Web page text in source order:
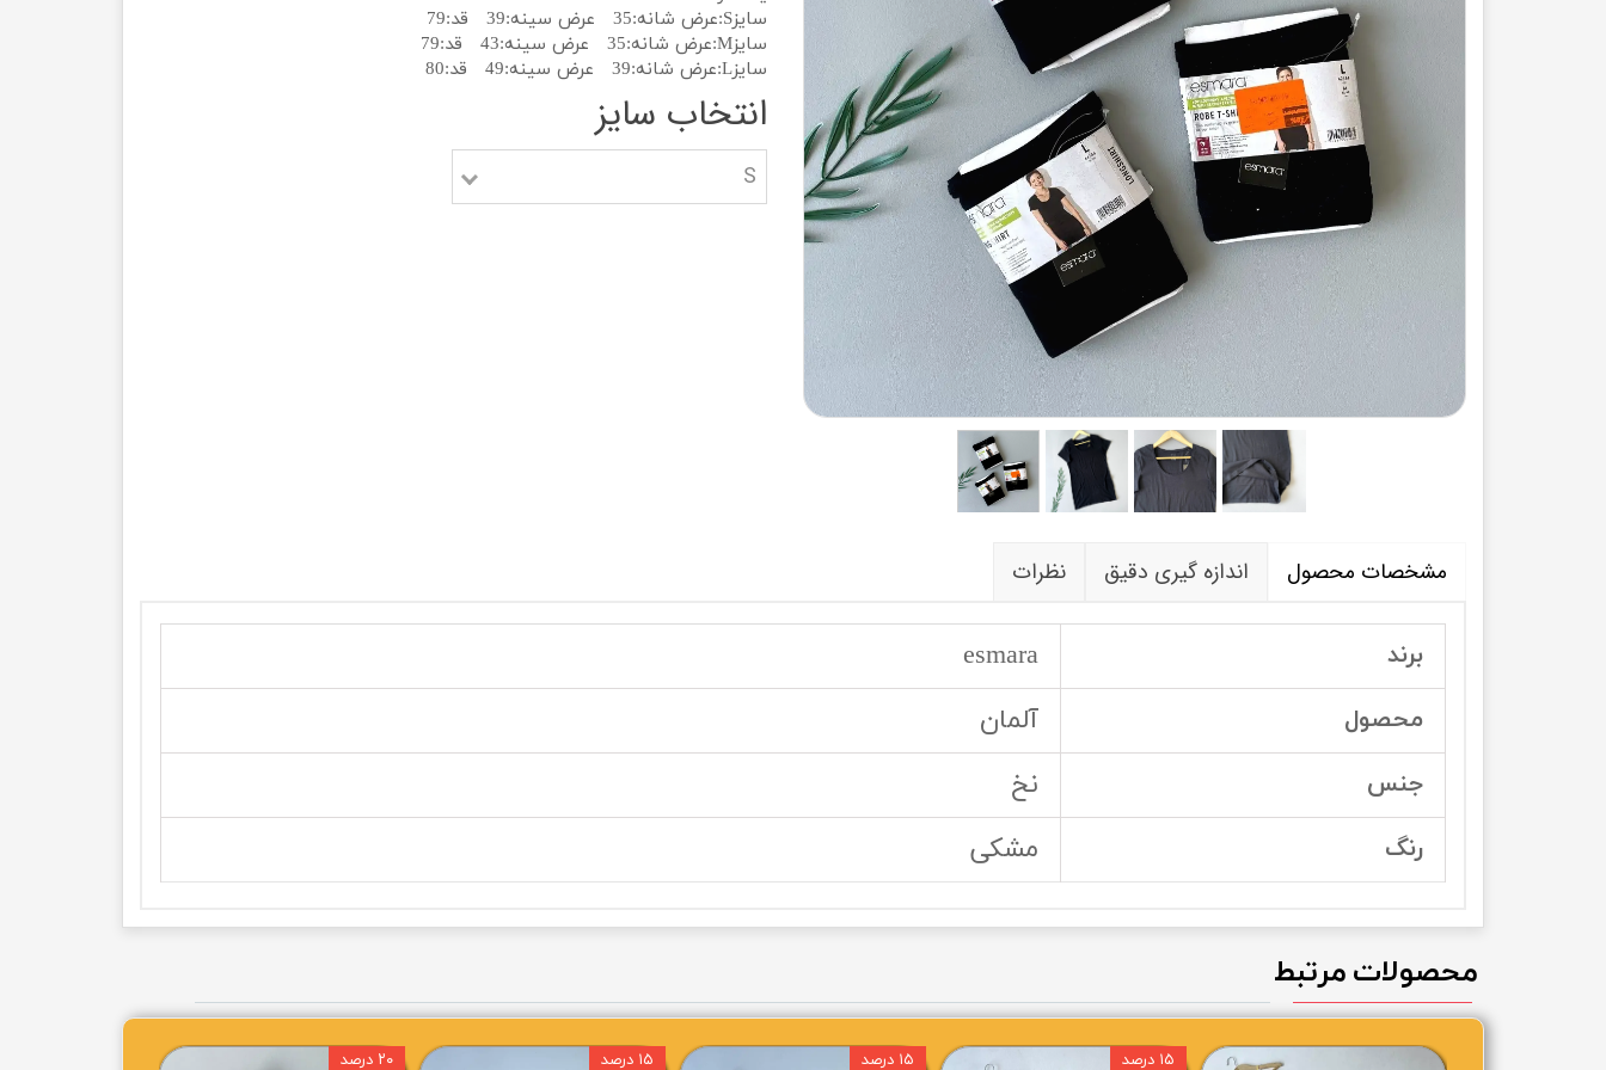
ست لباس مردانه
شورت
ژاکت زنانه
مایو و گن
سرهم و تولوم
ست لباس زنانه
کیف و کفش
کاپشن زنانه
دستکش گلف سویشرت بلوز هودی
کاپشن بچه گانه
جوراب دستکش کلاه
کیف و کفش بچگانه
عینک آفتابی بچگانه
سایزS:عرض شانه:35 عرض سینه:39 قد:79
سایزM:عرض شانه:35 عرض سینه:43 قد:79
سایزL:عرض شانه:39 عرض سینه:49 قد:80
انتخاب سایز
S
مشخصات محصول اندازه گیری دقیق نظرات
برند esmara
محصول آلمان
جنس نخ
رنگ مشکی
۲۰ درصد ۱۵ درصد ۱۵ درصد ۱۵ درصد
محصولات مرتبط